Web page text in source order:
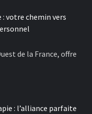
: votre chemin vers
de la France, offre
: l’alliance parfaite